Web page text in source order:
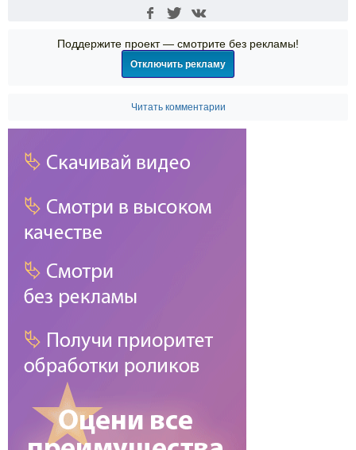
Поддержите проект — смотрите без рекламы!
Отключить рекламу
Читать комментарии